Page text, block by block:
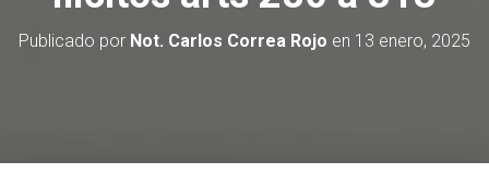
I
Publicado por Not. Carlos Correa Rojo en 13 enero, 2025